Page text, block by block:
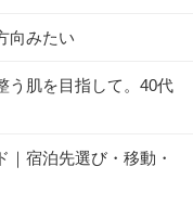
向みたい
う肌を目指して。40代
宿泊先選び・移動・